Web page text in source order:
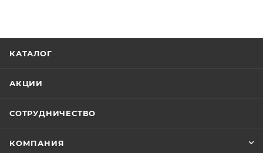
КАТАЛОГ
АКЦИИ
СОТРУДНИЧЕСТВО
КОМПАНИЯ